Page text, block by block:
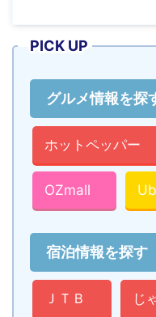
PICK UP
グルメ情報を探
ホットペッパー
OZmall
宿泊情報を探す
ＪＴＢ じ